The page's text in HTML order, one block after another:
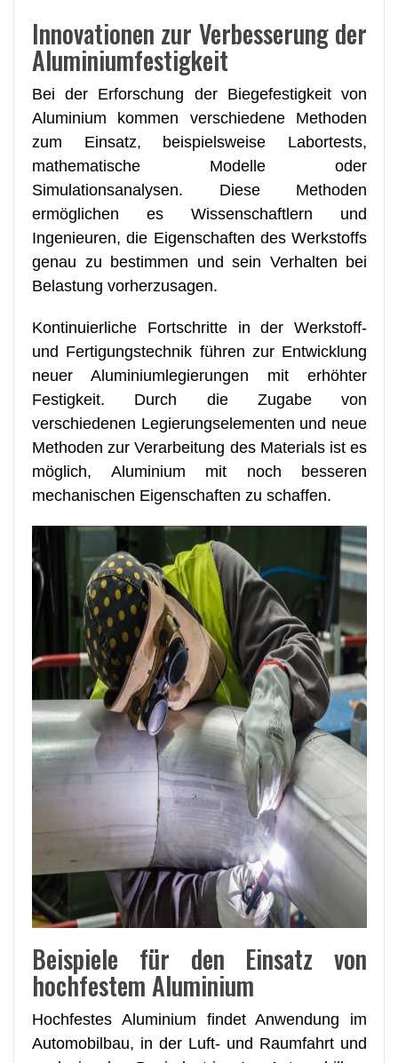
Innovationen zur Verbesserung der
Aluminiumfestigkeit
Bei der Erforschung der Biegefestigkeit von
Aluminium kommen verschiedene Methoden
zum Einsatz, beispielsweise Labortests,
mathematische Modelle oder
Simulationsanalysen. Diese Methoden
ermöglichen es Wissenschaftlern und
Ingenieuren, die Eigenschaften des Werkstoffs
genau zu bestimmen und sein Verhalten bei
Belastung vorherzusagen.
Kontinuierliche Fortschritte in der Werkstoff-
und Fertigungstechnik führen zur Entwicklung
neuer Aluminiumlegierungen mit erhöhter
Festigkeit. Durch die Zugabe von
verschiedenen Legierungselementen und neue
Methoden zur Verarbeitung des Materials ist es
möglich, Aluminium mit noch besseren
mechanischen Eigenschaften zu schaffen.
Beispiele für den Einsatz von
hochfestem Aluminium
Hochfestes Aluminium findet Anwendung im
Automobilbau, in der Luft- und Raumfahrt und